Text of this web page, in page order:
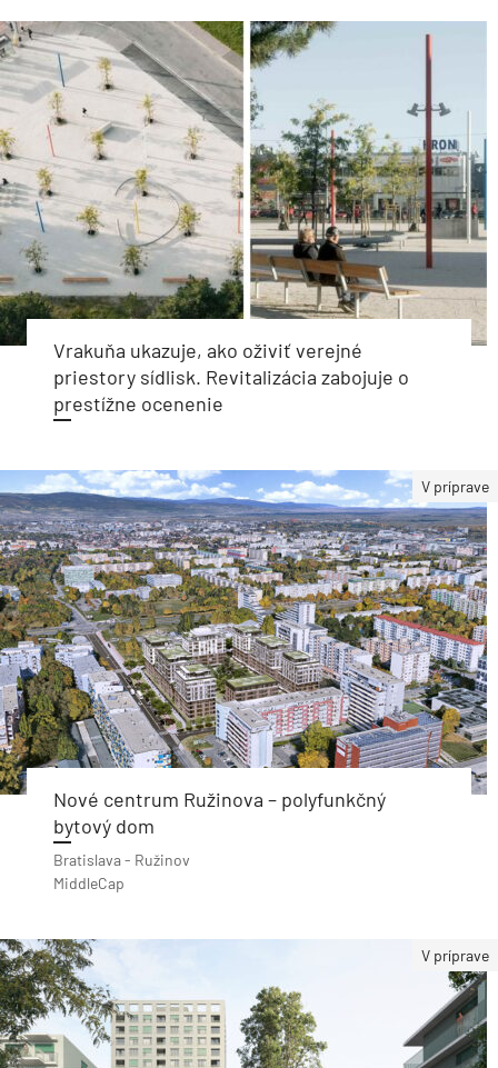
Vrakuňa ukazuje, ako oživiť verejné
priestory sídlisk. Revitalizácia zabojuje o
prestížne ocenenie
V príprave
Nové centrum Ružinova – polyfunkčný
bytový dom
Bratislava - Ružinov
MiddleCap
V príprave